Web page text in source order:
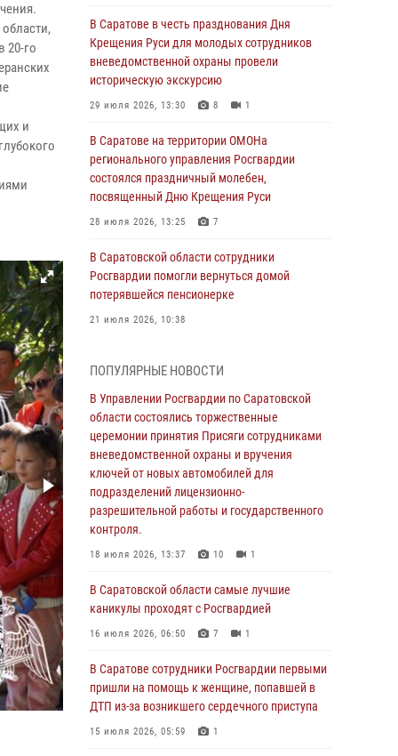
20-го
и
В Саратове в честь празднования Дня
Крещения Руси для молодых сотрудников
вневедомственной охраны провели
историческую экскурсию
29 июля 2026, 13:30 8 1
В Саратове на территории ОМОНа
регионального управления Росгвардии
состоялся праздничный молебен,
посвященный Дню Крещения Руси
28 июля 2026, 13:25 7
В Саратовской области сотрудники
Росгвардии помогли вернуться домой
потерявшейся пенсионерке
21 июля 2026, 10:38
области состоялись торжественные
церемонии принятия Присяги сотрудниками
вневедомственной охраны и вручения
ключей от новых автомобилей для
подразделений лицензионно-
разрешительной работы и государственного
18 июля 2026, 13:37 10 1
В Саратовской области самые лучшие
16 июля 2026, 06:50 7 1
В Саратове сотрудники Росгвардии первыми
ДТП из-за возникшего сердечного приступа
15 июля 2026, 05:59 1
В Саратове продолжается масштабная
ПОПУЛЯРНЫЕ НОВОСТИ
В Управлении Росгвардии по Саратовской
области состоялись торжественные
церемонии принятия Присяги сотрудниками
вневедомственной охраны и вручения
ключей от новых автомобилей для
подразделений лицензионно-
разрешительной работы и государственного
контроля.
18 июля 2026, 13:37 10 1
В Саратовской области самые лучшие
каникулы проходят с Росгвардией
16 июля 2026, 06:50 7 1
В Саратове сотрудники Росгвардии первыми
пришли на помощь к женщине, попавшей в
ДТП из-за возникшего сердечного приступа
15 июля 2026, 05:59 1